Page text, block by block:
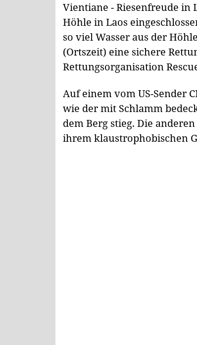
Vientiane - Riesenfreude
Höhle in Laos
so viel Wasser aus der
(Ortszeit) eine sichere
Rettungsorganisation
Auf einem vom US-Sender
wie der mit Schlamm
dem Berg stieg. Die
ihrem klaustrophobischen